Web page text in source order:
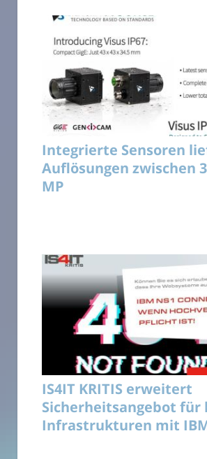
Integrierte Sensoren
Auflösungen zwischen
MP
IS4IT KRITIS erweitert
Sicherheitsangebot für
Infrastrukturen mit